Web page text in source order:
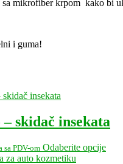
mikrofiber krpom kako bi
i guma!
skidač insekata
sa PDV-om Odaberite opcijeOvaj